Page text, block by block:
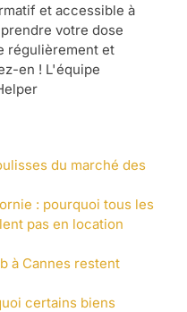
et accessible à
votre dose
régulièrement et
en ! L'équipe
du marché des
: pourquoi tous les
pas en location
à Cannes restent
certains biens